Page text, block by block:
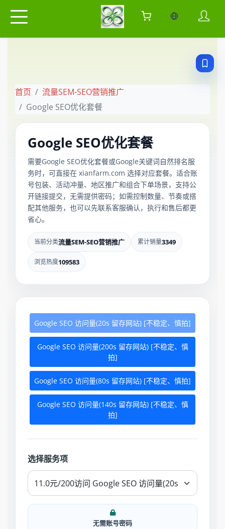
当前语言：中
首页
流量SEM-SEO营销推广
Google SEO优化套餐
Google SEO优化套餐
需要Google SEO优化套餐或Google关键词自然排名服
务时，可直接在 xianfarm.com 选择对应套餐。适合账
号包装、活动冲量、地区推广和组合下单场景，支持公
开链接提交，无需提供密码；如需控制数量、节奏或搭
配其他服务，也可以先联系客服确认，执行和售后都更
省心。
当前分类流量SEM-SEO营销推广 累计销量3349
浏览热度109583
Google SEO 访问量(20s 留存网站) [不稳定、慎拍]
Google SEO 访问量(200s 留存网站) [不稳定、慎
拍]
Google SEO 访问量(80s 留存网站) [不稳定、慎拍]
Google SEO 访问量(140s 留存网站) [不稳定、慎
拍]
选择服务项
无需账号密码